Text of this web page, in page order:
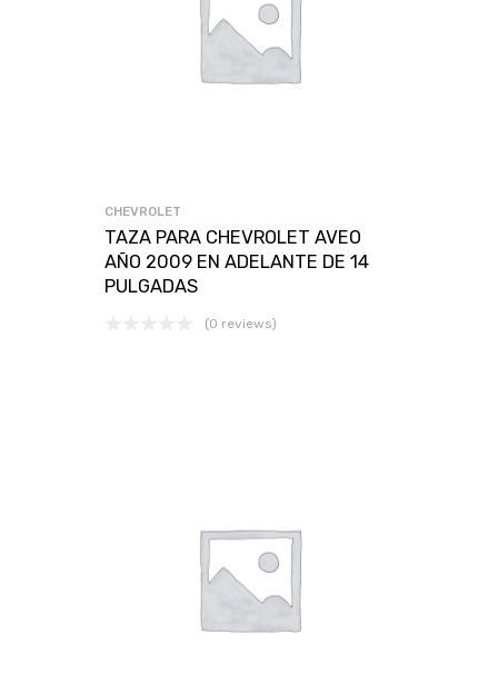
CHEVROLET
TAZA PARA CHEVROLET AVEO
AÑO 2009 EN ADELANTE DE 14
PULGADAS
(0 reviews)